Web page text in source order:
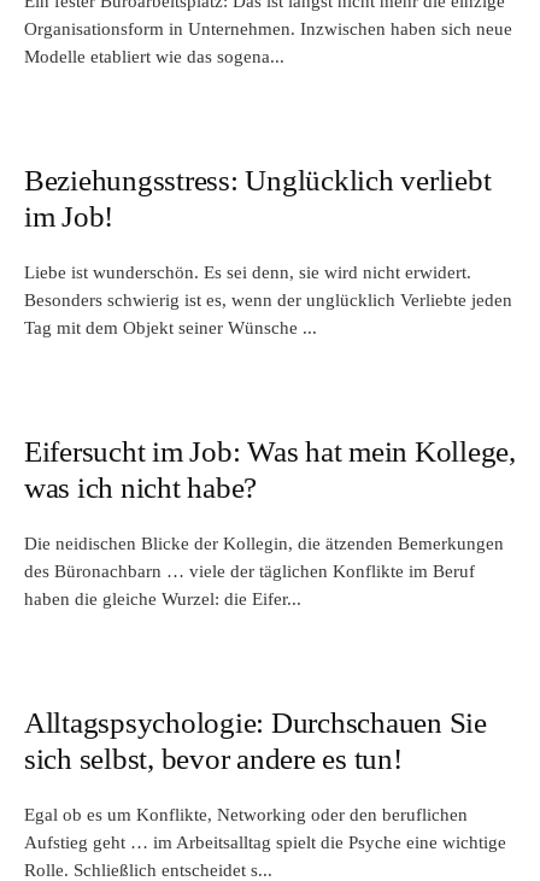
Organisationsform in Unternehmen. Inzwischen haben sich neue
Modelle etabliert wie das sogena...
Beziehungsstress: Unglücklich verliebt
im Job!
Liebe ist wunderschön. Es sei denn, sie wird nicht erwidert.
Besonders schwierig ist es, wenn der unglücklich Verliebte jeden
Tag mit dem Objekt seiner Wünsche ...
Eifersucht im Job: Was hat mein Kollege,
was ich nicht habe?
Die neidischen Blicke der Kollegin, die ätzenden Bemerkungen
des Büronachbarn … viele der täglichen Konflikte im Beruf
haben die gleiche Wurzel: die Eifer...
Alltagspsychologie: Durchschauen Sie
sich selbst, bevor andere es tun!
Egal ob es um Konflikte, Networking oder den beruflichen
Aufstieg geht … im Arbeitsalltag spielt die Psyche eine wichtige
Rolle. Schließlich entscheidet s...